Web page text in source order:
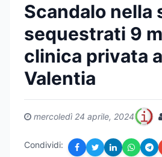
Scandalo nella
sequestrati 9
clinica privata
Valentia
mercoledì 24 aprile, 2024
Condividi: